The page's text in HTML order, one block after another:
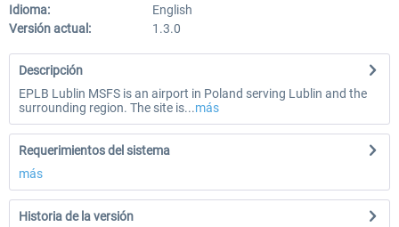
Idioma:
English
Versión actual:
1.3.0
Descripción
EPLB Lublin MSFS is an airport in Poland serving Lublin and the
surrounding region. The site is...más
Requerimientos del sistema
más
Historia de la versión